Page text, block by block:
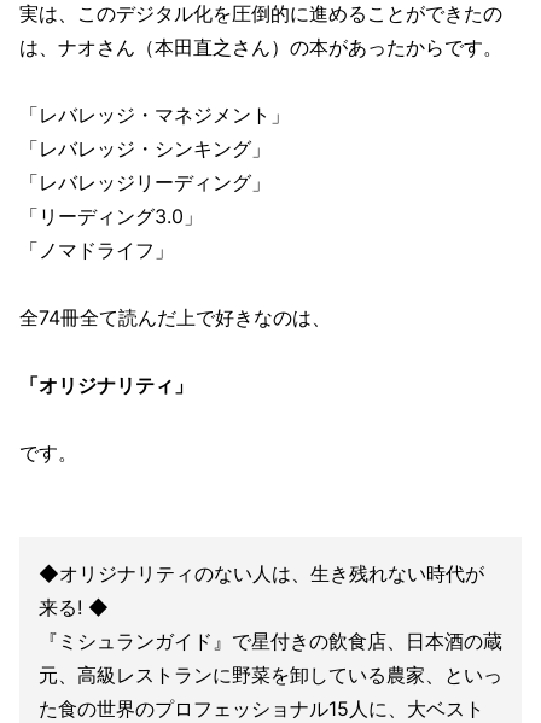
実は、このデジタル化を圧倒的に進めることができたの
は、ナオさん（本田直之さん）の本があったからです。
「レバレッジ・マネジメント」
「レバレッジ・シンキング」
「レバレッジリーディング」
「リーディング3.0」
「ノマドライフ」
全74冊全て読んだ上で好きなのは、
「オリジナリティ」
です。
◆オリジナリティのない人は、生き残れない時代が
来る! ◆
『ミシュランガイド』で星付きの飲食店、日本酒の蔵
元、高級レストランに野菜を卸している農家、といっ
た食の世界のプロフェッショナル15人に、大ベスト